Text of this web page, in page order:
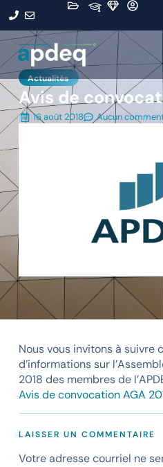
Actualités
Avis de
16 août 2018 Aucun
Nous vous invitons à suivre
d’informations sur
2018 des membres de
Avis de convocation AGA
LAISSER UN COMMENTAIRE
Votre adresse courriel ne